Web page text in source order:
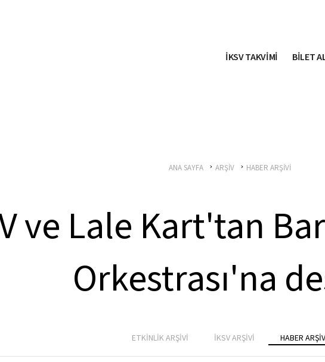
İKSV TAKVİMİ BİLET
ANA SAYFA ARŞİV HABER ARŞİVİ
ve Lale Kart'tan
Orkestrası'na
ETKİNLİK ARŞİVİ İKSV ARŞİVİ HABER